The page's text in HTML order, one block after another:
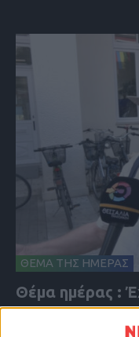
ΘΕΜΑ ΤΗΣ ΗΜΕΡΑΣ
Θέμα ημέρας :
θερινές